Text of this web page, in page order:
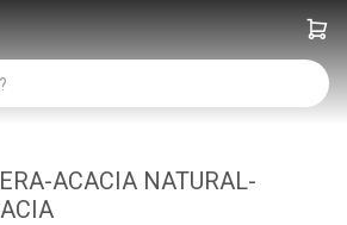
ACACIA NATURAL-